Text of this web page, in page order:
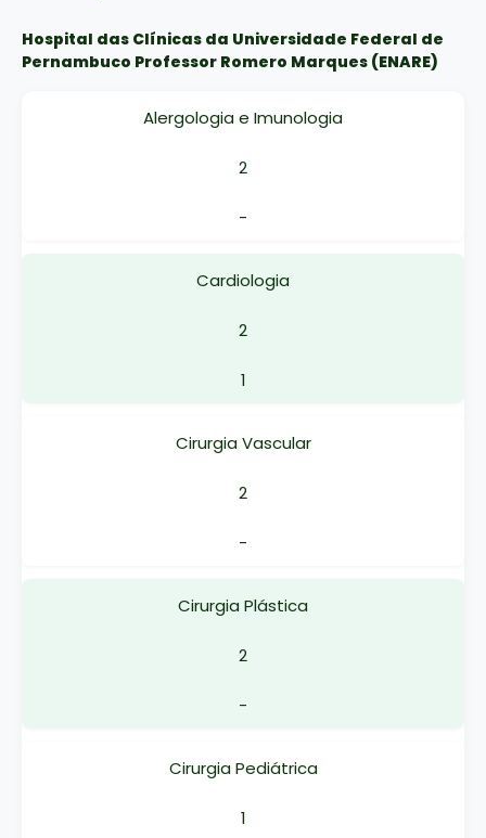
Hospital das Clínicas da Universidade Federal de
Pernambuco Professor Romero Marques (ENARE)
Alergologia e Imunologia
2
-
Cardiologia
2
1
Cirurgia Vascular
2
-
Cirurgia Plástica
2
-
Cirurgia Pediátrica
1